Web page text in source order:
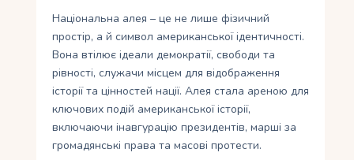
Національна алея – це не лише фізичний
простір, а й символ американської ідентичності.
Вона втілює ідеали демократії, свободи та
рівності, служачи місцем для відображення
історії та цінностей нації. Алея стала ареною для
ключових подій американської історії,
включаючи інавгурацію президентів, марші за
громадянські права та масові протести.